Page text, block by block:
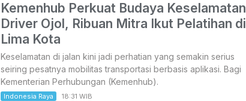
Kemenhub Perkuat Budaya Keselamatan
Driver Ojol, Ribuan Mitra Ikut Pelatihan di
Lima Kota
Keselamatan di jalan kini jadi perhatian yang semakin serius
seiring pesatnya mobilitas transportasi berbasis aplikasi. Bagi
Kementerian Perhubungan (Kemenhub).
Indonesia Raya 18:31 WIB